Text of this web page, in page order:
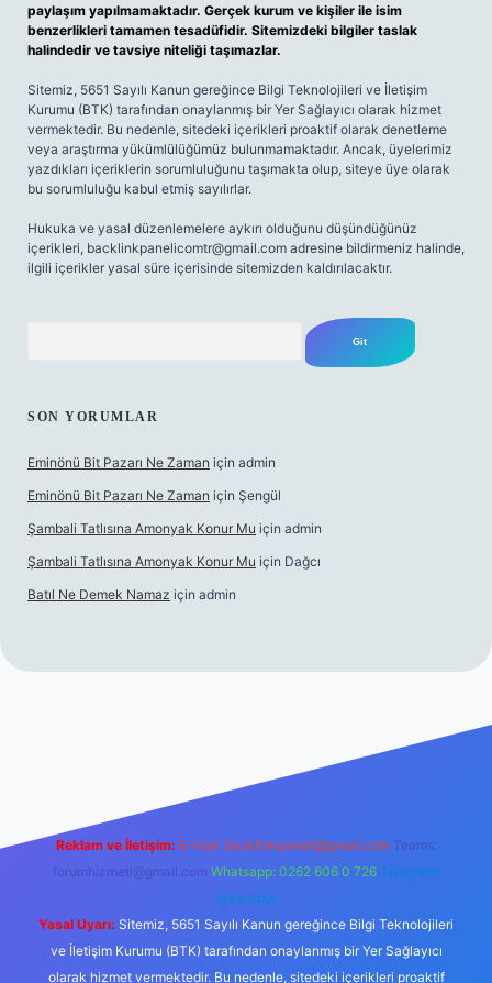
paylaşım yapılmamaktadır. Gerçek kurum ve kişiler ile isim
benzerlikleri tamamen tesadüfidir. Sitemizdeki bilgiler taslak
halindedir ve tavsiye niteliği taşımazlar.
Sitemiz, 5651 Sayılı Kanun gereğince Bilgi Teknolojileri ve İletişim
Kurumu (BTK) tarafından onaylanmış bir Yer Sağlayıcı olarak hizmet
vermektedir. Bu nedenle, sitedeki içerikleri proaktif olarak denetleme
veya araştırma yükümlülüğümüz bulunmamaktadır. Ancak, üyelerimiz
yazdıkları içeriklerin sorumluluğunu taşımakta olup, siteye üye olarak
bu sorumluluğu kabul etmiş sayılırlar.
Hukuka ve yasal düzenlemelere aykırı olduğunu düşündüğünüz
içerikleri, backlinkpanelicomtr@gmail.com adresine bildirmeniz halinde,
ilgili içerikler yasal süre içerisinde sitemizden kaldırılacaktır.
SON YORUMLAR
Eminönü Bit Pazarı Ne Zaman için admin
Eminönü Bit Pazarı Ne Zaman için Şengül
Şambali Tatlısına Amonyak Konur Mu için admin
Şambali Tatlısına Amonyak Konur Mu için Dağcı
Batıl Ne Demek Namaz için admin
Reklam ve İletişim: E-mail: backlinkpaneli@gmail.com Teams:
forumhizmeti@gmail.com Whatsapp: 0262 606 0 726 Telegram:
@karabul
Yasal Uyarı: Sitemiz, 5651 Sayılı Kanun gereğince Bilgi Teknolojileri
ve İletişim Kurumu (BTK) tarafından onaylanmış bir Yer Sağlayıcı
olarak hizmet vermektedir. Bu nedenle, sitedeki içerikleri proaktif